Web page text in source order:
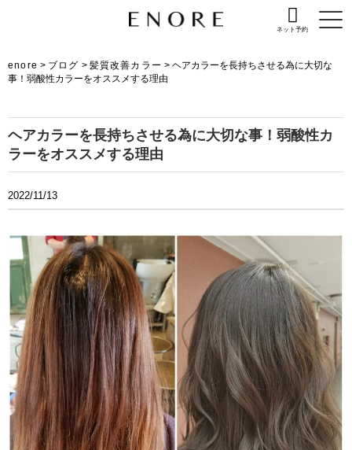
ネット予約
enore > ブログ > 髪質改善カラー >ヘアカラーを長持ちさせる為に大切な
事！弱酸性カラーをオススメする理由
ヘアカラーを長持ちさせる為に大切な事！弱酸性カ
ラーをオススメする理由
2022/11/13